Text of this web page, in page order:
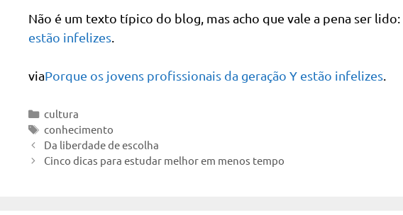
Não é um texto típico do blog, mas acho que vale a pena ser lido:
estão infelizes
viaPorque os jovens profissionais da geração Y estão infelizes
Categorias
cultura
Tags
conhecimento
Da liberdade de escolha
Cinco dicas para estudar melhor em menos tempo